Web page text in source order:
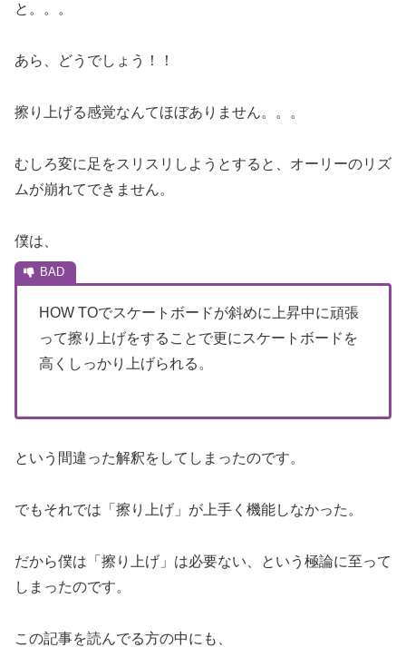
と。。。
あら、どうでしょう！！
擦り上げる感覚なんてほぼありません。。。
むしろ変に足をスリスリしようとすると、オーリーのリズ
ムが崩れてできません。
僕は、
HOW TOでスケートボードが斜めに上昇中に頑張
って擦り上げをすることで更にスケートボードを
高くしっかり上げられる。
という間違った解釈をしてしまったのです。
でもそれでは「擦り上げ」が上手く機能しなかった。
だから僕は「擦り上げ」は必要ない、という極論に至って
しまったのです。
この記事を読んでる方の中にも、